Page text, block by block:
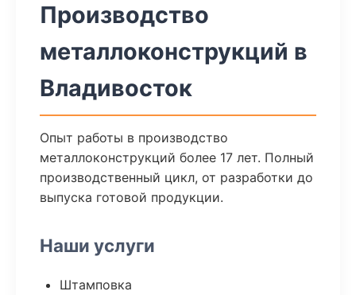
Производство
металлоконструкций в
Владивосток
Опыт работы в производство
металлоконструкций более 17 лет. Полный
производственный цикл, от разработки до
выпуска готовой продукции.
Наши услуги
Штамповка